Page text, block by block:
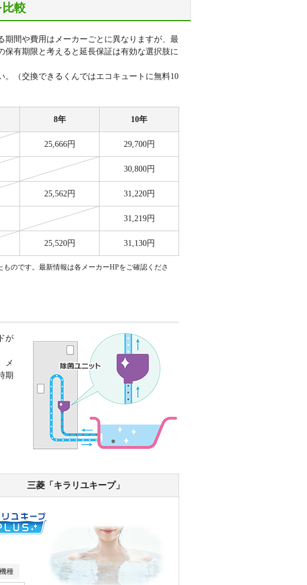
較
期間や費用はメーカーごとに異なりますが、最
有期限と考えると延長保証は有効な選択肢に
（交換できるくんではエコキュートに無料10
8年 10年
25,666円 29,700円
30,800円
25,562円 31,220円
31,219円
25,520円 31,130円
のです。最新情報は各メーカーHPをご確認くださ
が
メ
期
三菱「キラリユキープ」
種